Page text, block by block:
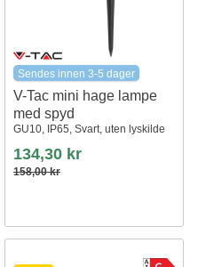
Sendes innen 3-5 dager
V-Tac mini hage lampe
med spyd
GU10, IP65, Svart, uten lyskilde
134,30 kr
158,00 kr